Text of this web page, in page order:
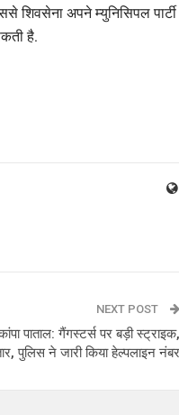
शिवसेना अपने म्युनिसिपल पार्टी
है.
NEXT POST
पाताल: गैंगस्टर्स पर बड़ी स्ट्राइक,
पुलिस ने जारी किया हेल्पलाइन नंबर